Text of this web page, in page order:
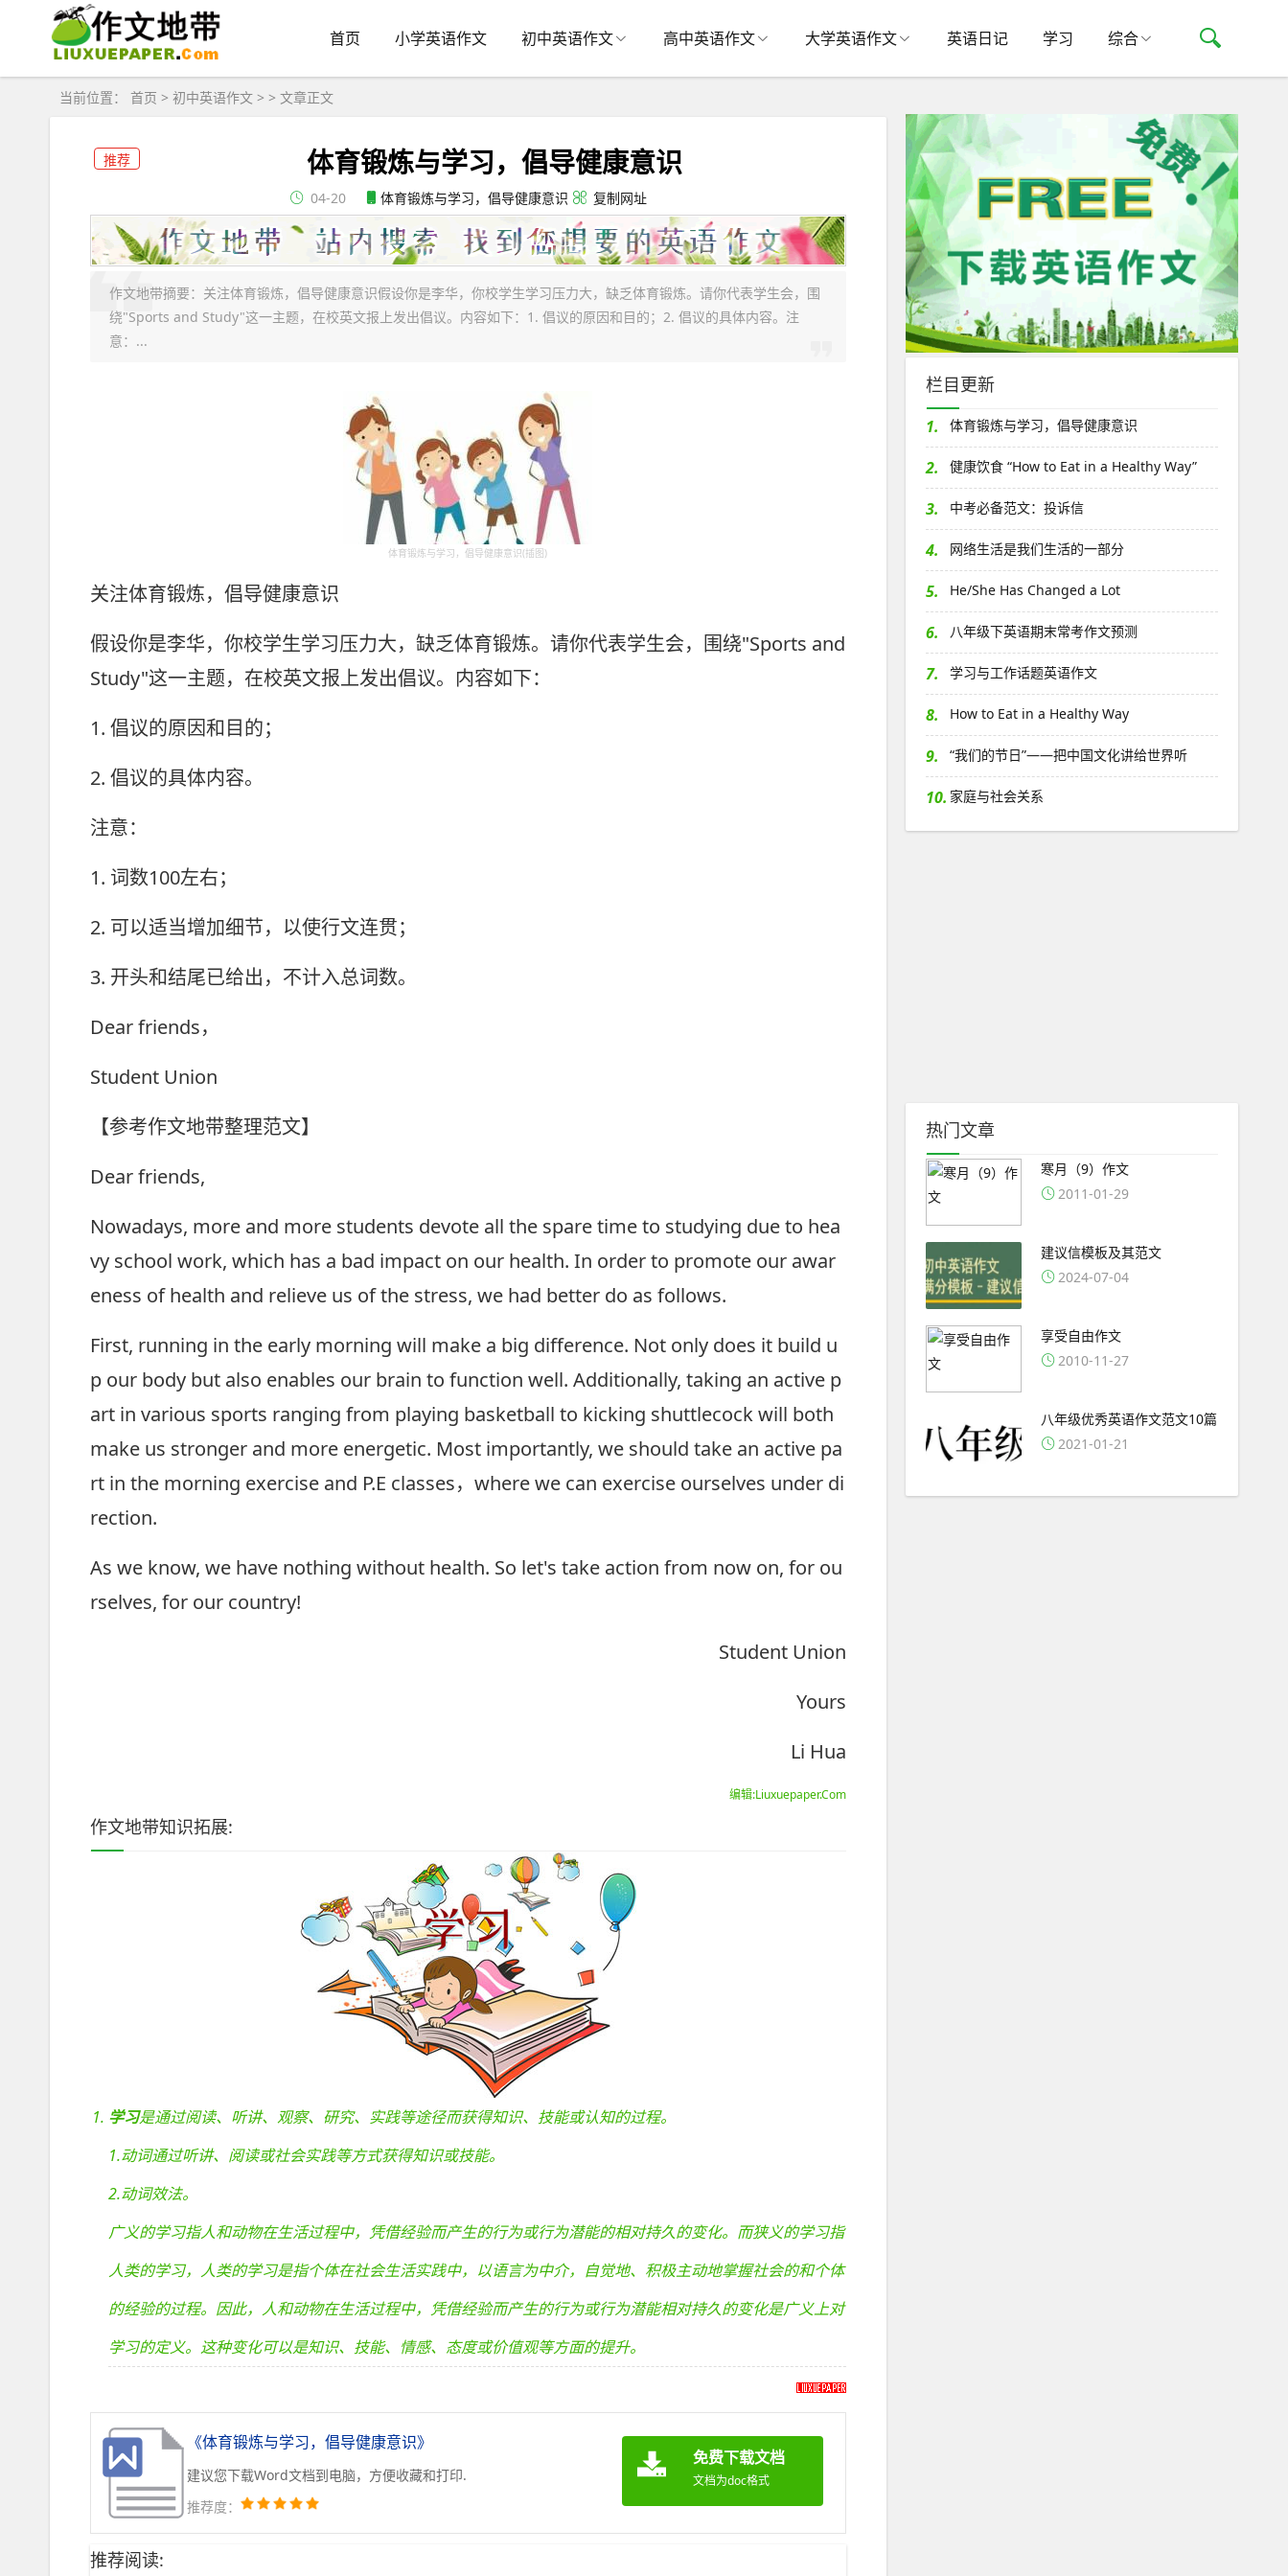
首页 小学英语作文 初中英语作文 高中英语作文 大学英语作文 英语日记 学习 综合
当前位置： 首页 > 初中英语作文 > > 文章正文
体育锻炼与学习，倡导健康意识
推荐
04-20 体育锻炼与学习，倡导健康意识 复制网址
作文地带摘要：关注体育锻炼，倡导健康意识假设你是李华，你校学生学习压力大，缺乏体育锻炼。请你代表学生会，围
绕"Sports and Study"这一主题，在校英文报上发出倡议。内容如下：1. 倡议的原因和目的；2. 倡议的具体内容。注
意：...
体育锻炼与学习，倡导健康意识(插图)
关注体育锻炼，倡导健康意识
假设你是李华，你校学生学习压力大，缺乏体育锻炼。请你代表学生会，围绕"Sports and
Study"这一主题，在校英文报上发出倡议。内容如下：
1. 倡议的原因和目的；
2. 倡议的具体内容。
注意：
1. 词数100左右；
2. 可以适当增加细节，以使行文连贯；
3. 开头和结尾已给出，不计入总词数。
Dear friends，
Student Union
【参考作文地带整理范文】
Dear friends,
Nowadays, more and more students devote all the spare time to studying due to hea
vy school work, which has a bad impact on our health. In order to promote our awar
eness of health and relieve us of the stress, we had better do as follows.
First, running in the early morning will make a big difference. Not only does it build u
p our body but also enables our brain to function well. Additionally, taking an active p
art in various sports ranging from playing basketball to kicking shuttlecock will both
make us stronger and more energetic. Most importantly, we should take an active pa
rt in the morning exercise and P.E classes，where we can exercise ourselves under di
rection.
As we know, we have nothing without health. So let's take action from now on, for ou
rselves, for our country!
Student Union
Yours
Li Hua
编辑:Liuxuepaper.Com
作文地带知识拓展:
学习是通过阅读、听讲、观察、研究、实践等途径而获得知识、技能或认知的过程。
1.动词通过听讲、阅读或社会实践等方式获得知识或技能。
2.动词效法。
广义的学习指人和动物在生活过程中，凭借经验而产生的行为或行为潜能的相对持久的变化。而狭义的学习指
人类的学习，人类的学习是指个体在社会生活实践中，以语言为中介，自觉地、积极主动地掌握社会的和个体
的经验的过程。因此，人和动物在生活过程中，凭借经验而产生的行为或行为潜能相对持久的变化是广义上对
学习的定义。这种变化可以是知识、技能、情感、态度或价值观等方面的提升。
《体育锻炼与学习，倡导健康意识》
建议您下载Word文档到电脑，方便收藏和打印.
推荐度：
免费下载文档
文档为doc格式
推荐阅读:
栏目更新
1. 体育锻炼与学习，倡导健康意识
2. 健康饮食 “How to Eat in a Healthy Way”
3. 中考必备范文：投诉信
4. 网络生活是我们生活的一部分
5. He/She Has Changed a Lot
6. 八年级下英语期末常考作文预测
7. 学习与工作话题英语作文
8. How to Eat in a Healthy Way
9. “我们的节日”——把中国文化讲给世界听
10. 家庭与社会关系
热门文章
寒月（9）作文
2011-01-29
建议信模板及其范文
2024-07-04
享受自由作文
2010-11-27
八年级优秀英语作文范文10篇
2021-01-21